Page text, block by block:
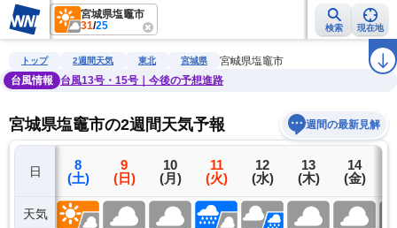
宮城県塩竈市
31/25 検索 現在地
雨雲レーダー 台風情報 地震情報 警報・注意報 ラ
トップ 2週間天気 東北 宮城県
宮城県塩竈市
台風情報
台風13号・15号｜今後の予想進路
宮城県塩竈市の2週間天気予報 週間の最新見解
日
天気
7
(金)
8
(土)
9
(日)
10
(月)
11
(火)
12
(水)
13
(木)
14
(金)